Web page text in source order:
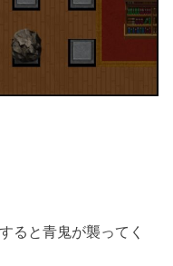
ると青鬼が襲ってく